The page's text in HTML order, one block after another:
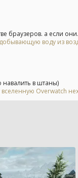
браузеров. а если
воду из
в штаны)
Overwatch